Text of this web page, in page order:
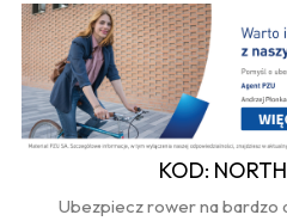
KOD:
Ubezpiecz rower na bardzo